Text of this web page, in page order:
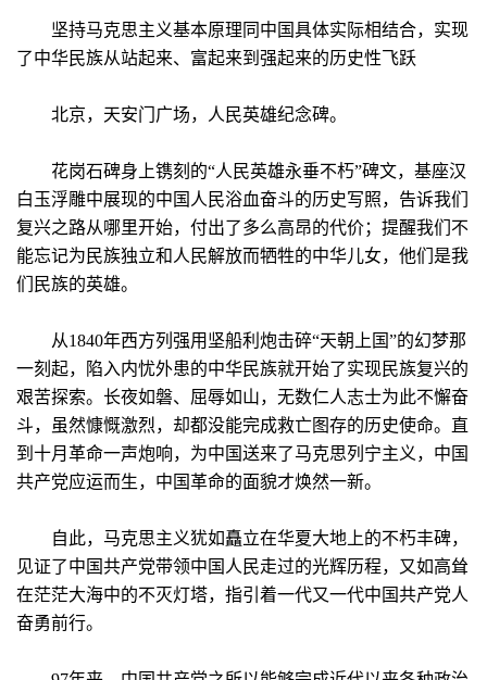
坚持马克思主义基本原理同中国具体实际相结合，实现
了中华民族从站起来、富起来到强起来的历史性飞跃
北京，天安门广场，人民英雄纪念碑。
花岗石碑身上镌刻的“人民英雄永垂不朽”碑文，基座汉
白玉浮雕中展现的中国人民浴血奋斗的历史写照，告诉我们
复兴之路从哪里开始，付出了多么高昂的代价；提醒我们不
能忘记为民族独立和人民解放而牺牲的中华儿女，他们是我
们民族的英雄。
从1840年西方列强用坚船利炮击碎“天朝上国”的幻梦那
一刻起，陷入内忧外患的中华民族就开始了实现民族复兴的
艰苦探索。长夜如磐、屈辱如山，无数仁人志士为此不懈奋
斗，虽然慷慨激烈，却都没能完成救亡图存的历史使命。直
到十月革命一声炮响，为中国送来了马克思列宁主义，中国
共产党应运而生，中国革命的面貌才焕然一新。
自此，马克思主义犹如矗立在华夏大地上的不朽丰碑，
见证了中国共产党带领中国人民走过的光辉历程，又如高耸
在茫茫大海中的不灭灯塔，指引着一代又一代中国共产党人
奋勇前行。